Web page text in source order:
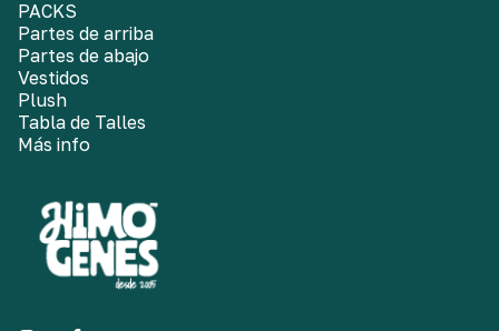
PACKS
Partes de arriba
Partes de abajo
Vestidos
Plush
Tabla de Talles
Más info